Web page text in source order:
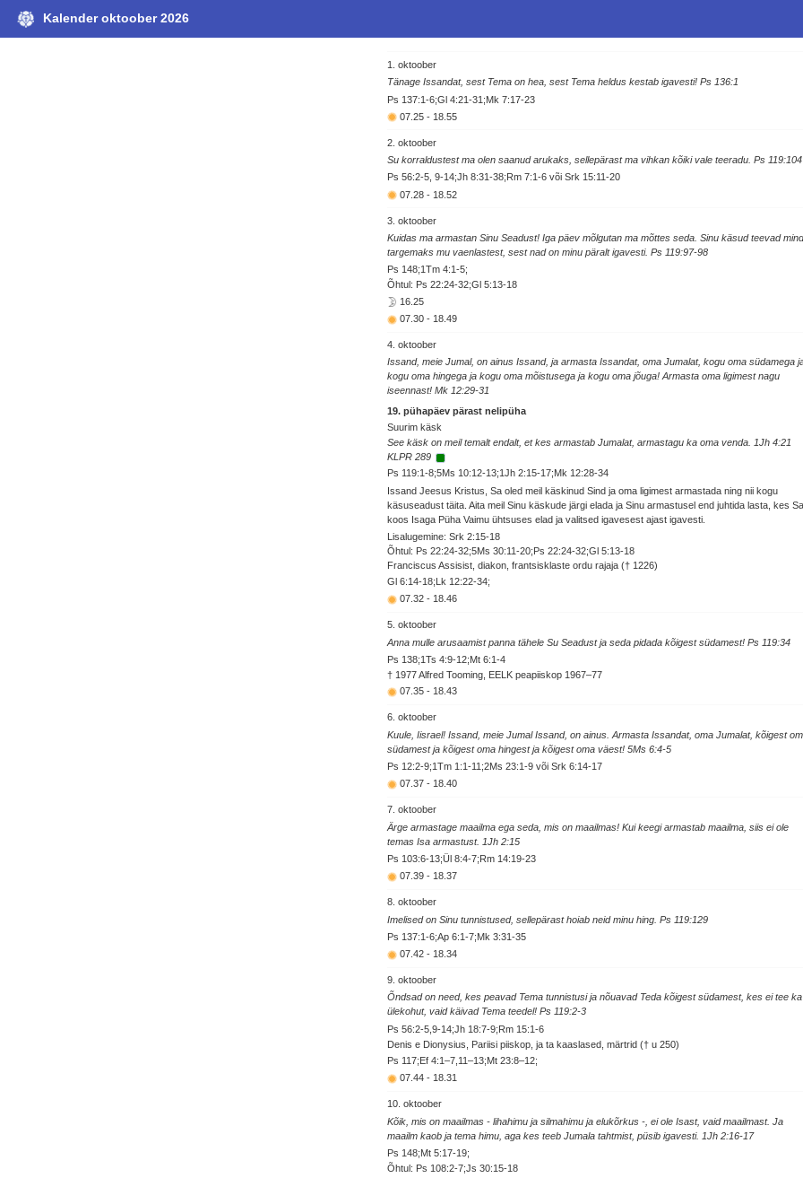
Kalender oktoober 2026
1. oktoober
Tänage Issandat, sest Tema on hea, sest Tema heldus kestab igavesti! Ps 136:1
Ps 137:1-6;Gl 4:21-31;Mk 7:17-23
07.25- 18.55
2. oktoober
Su korraldustest ma olen saanud arukaks, sellepärast ma vihkan kõiki vale teeradu. Ps 119:104
Ps 56:2-5, 9-14;Jh 8:31-38;Rm 7:1-6 või Srk 15:11-20
07.28- 18.52
3. oktoober
Kuidas ma armastan Sinu Seadust! Iga päev mõlgutan ma mõttes seda. Sinu käsud teevad
targemaks mu vaenlastest, sest nad on minu päralt igavesti. Ps 119:97-98
Ps 148;1Tm 4:1-5;
Õhtul: Ps 22:24-32;Gl 5:13-18
16.25
07.30- 18.49
4. oktoober
Issand, meie Jumal, on ainus Issand, ja armasta Issandat, oma Jumalat, kogu oma südamega
kogu oma hingega ja kogu oma mõistusega ja kogu oma jõuga! Armasta oma ligimest nagu
iseennast! Mk 12:29-31
19. pühapäev pärast nelipüha
Suurim käsk
See käsk on meil temalt endalt, et kes armastab Jumalat, armastagu ka oma venda. 1Jh 4:21
KLPR 289
Ps 119:1-8;5Ms 10:12-13;1Jh 2:15-17;Mk 12:28-34
Issand Jeesus Kristus, Sa oled meil käskinud Sind ja oma ligimest armastada ning nii kogu
käsuseadust täita. Aita meil Sinu käskude järgi elada ja Sinu armastusel end juhtida lasta, kes
koos Isaga Püha Vaimu ühtsuses elad ja valitsed igavesest ajast igavesti.
Lisalugemine: Srk 2:15-18
Õhtul: Ps 22:24-32;5Ms 30:11-20;Ps 22:24-32;Gl 5:13-18
Franciscus Assisist, diakon, frantsisklaste ordu rajaja († 1226)
Gl 6:14-18;Lk 12:22-34;
07.32- 18.46
5. oktoober
Anna mulle arusaamist panna tähele Su Seadust ja seda pidada kõigest südamest! Ps 119:34
Ps 138;1Ts 4:9-12;Mt 6:1-4
† 1977 Alfred Tooming, EELK peapiiskop 1967–77
07.35- 18.43
6. oktoober
Kuule, Iisrael! Issand, meie Jumal Issand, on ainus. Armasta Issandat, oma Jumalat, kõigest
südamest ja kõigest oma hingest ja kõigest oma väest! 5Ms 6:4-5
Ps 12:2-9;1Tm 1:1-11;2Ms 23:1-9 või Srk 6:14-17
07.37- 18.40
7. oktoober
Ärge armastage maailma ega seda, mis on maailmas! Kui keegi armastab maailma, siis ei ole
temas Isa armastust. 1Jh 2:15
Ps 103:6-13;Ül 8:4-7;Rm 14:19-23
07.39- 18.37
8. oktoober
Imelised on Sinu tunnistused, sellepärast hoiab neid minu hing. Ps 119:129
Ps 137:1-6;Ap 6:1-7;Mk 3:31-35
07.42- 18.34
9. oktoober
Õndsad on need, kes peavad Tema tunnistusi ja nõuavad Teda kõigest südamest, kes ei tee ka
ülekohut, vaid käivad Tema teedel! Ps 119:2-3
Ps 56:2-5,9-14;Jh 18:7-9;Rm 15:1-6
Denis e Dionysius, Pariisi piiskop, ja ta kaaslased, märtrid († u 250)
Ps 117;Ef 4:1–7,11–13;Mt 23:8–12;
07.44- 18.31
10. oktoober
Kõik, mis on maailmas - lihahimu ja silmahimu ja elukõrkus -, ei ole Isast, vaid maailmast. Ja
maailm kaob ja tema himu, aga kes teeb Jumala tahtmist, püsib igavesti. 1Jh 2:16-17
Ps 148;Mt 5:17-19;
Õhtul: Ps 108:2-7;Js 30:15-18